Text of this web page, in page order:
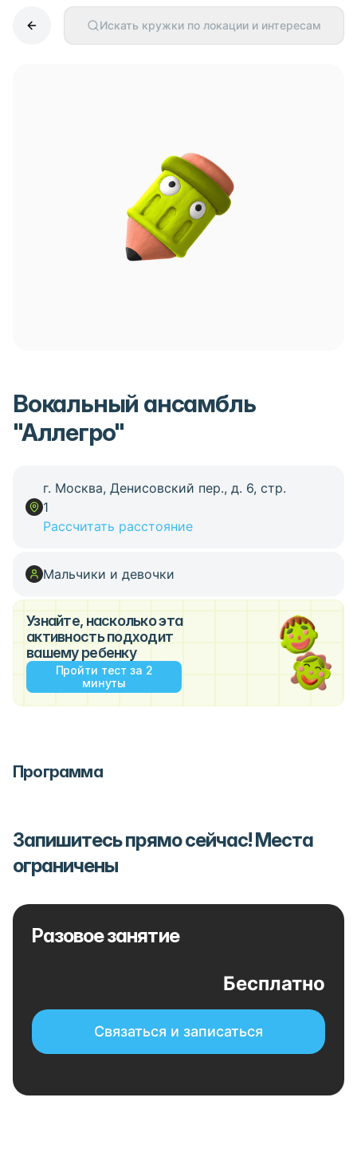
Искать кружки по локации и интересам
Вокальный ансамбль
"Аллегро"
г. Москва, Денисовский пер., д. 6, стр.
1
Рассчитать расстояние
Мальчики и девочки
Узнайте, насколько эта
активность подходит
вашему ребенку
Пройти тест за 2
минуты
Программа
Запишитесь прямо сейчас! Места
ограничены
Разовое занятие
Бесплатно
Связаться и записаться